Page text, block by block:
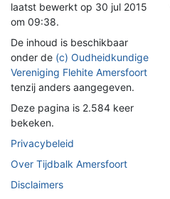
laatst bewerkt op 30 jul 2015
om 09:38.
De inhoud is beschikbaar
onder de (c) Oudheidkundige
Vereniging Flehite Amersfoort
tenzij anders aangegeven.
Deze pagina is 2.584 keer
bekeken.
Privacybeleid
Over Tijdbalk Amersfoort
Disclaimers